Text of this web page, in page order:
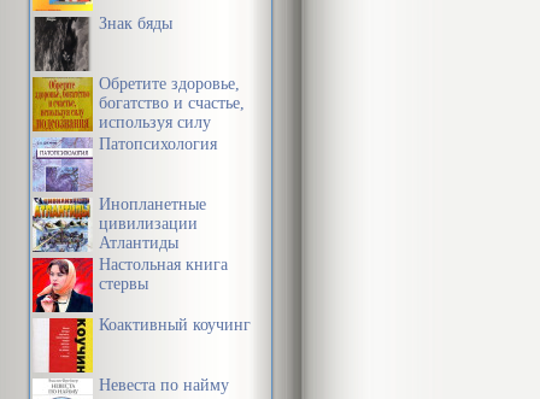
Знак бяды
Обретите здоровье,
богатство и счастье,
используя силу
подсознания
Патопсихология
Инопланетные
цивилизации
Атлантиды
Настольная книга
стервы
Коактивный коучинг
Невеста по найму